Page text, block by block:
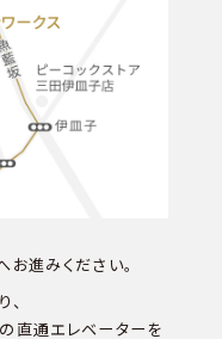
お進みください。
、
直通エレベーターを